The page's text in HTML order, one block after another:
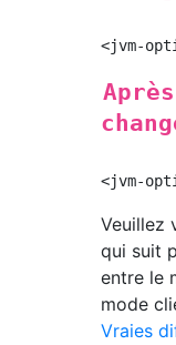
Veuillez
qui suit
entre le
mode
Vraies